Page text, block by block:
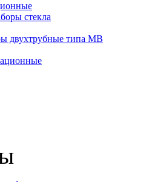
стекла
двухтрубные типа МВ